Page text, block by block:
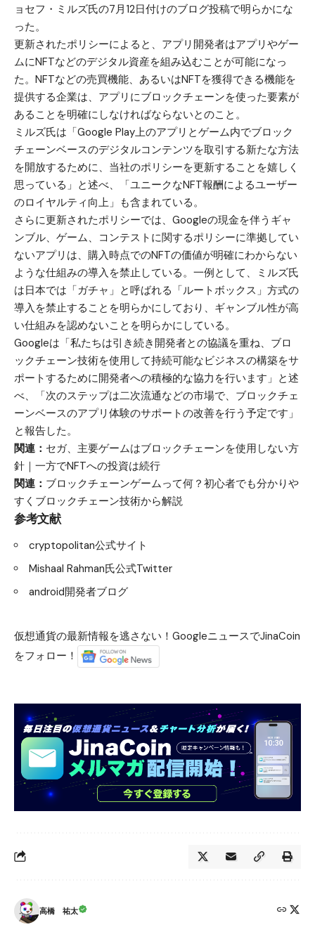
ョセフ・ミルズ氏の7月12日付けのブログ投稿で明らかにな
った。
更新されたポリシーによると、アプリ開発者はアプリやゲー
ムにNFTなどのデジタル資産を組み込むことが可能になっ
た。NFTなどの売買機能、あるいはNFTを獲得できる機能を
提供する企業は、アプリにブロックチェーンを使った要素が
あることを明確にしなければならないとのこと。
ミルズ氏は「Google Play上のアプリとゲーム内でブロック
チェーンベースのデジタルコンテンツを取引する新たな方法
を開放するために、当社のポリシーを更新することを嬉しく
思っている」と述べ、「ユニークなNFT報酬によるユーザー
のロイヤルティ向上」も含まれている。
さらに更新されたポリシーでは、Googleの現金を伴うギャ
ンブル、ゲーム、コンテストに関するポリシーに準拠してい
ないアプリは、購入時点でのNFTの価値が明確にわからない
ような仕組みの導入を禁止している。一例として、ミルズ氏
は日本では「ガチャ」と呼ばれる「ルートボックス」方式の
導入を禁止することを明らかにしており、ギャンブル性が高
い仕組みを認めないことを明らかにしている。
Googleは「私たちは引き続き開発者との協議を重ね、ブロ
ックチェーン技術を使用して持続可能なビジネスの構築をサ
ポートするために開発者への積極的な協力を行います」と述
べ、「次のステップは二次流通などの市場で、ブロックチェ
ーンベースのアプリ体験のサポートの改善を行う予定です」
と報告した。
関連： セガ、主要ゲームはブロックチェーンを使用しない方
針｜一方でNFTへの投資は続行
関連： ブロックチェーンゲームって何？初心者でも分かりや
すくブロックチェーン技術から解説
参考文献
cryptopolitan公式サイト
Mishaal Rahman氏公式Twitter
android開発者ブログ
仮想通貨の最新情報を逃さない！GoogleニュースでJinaCoin
をフォロー！
高橋 祐太